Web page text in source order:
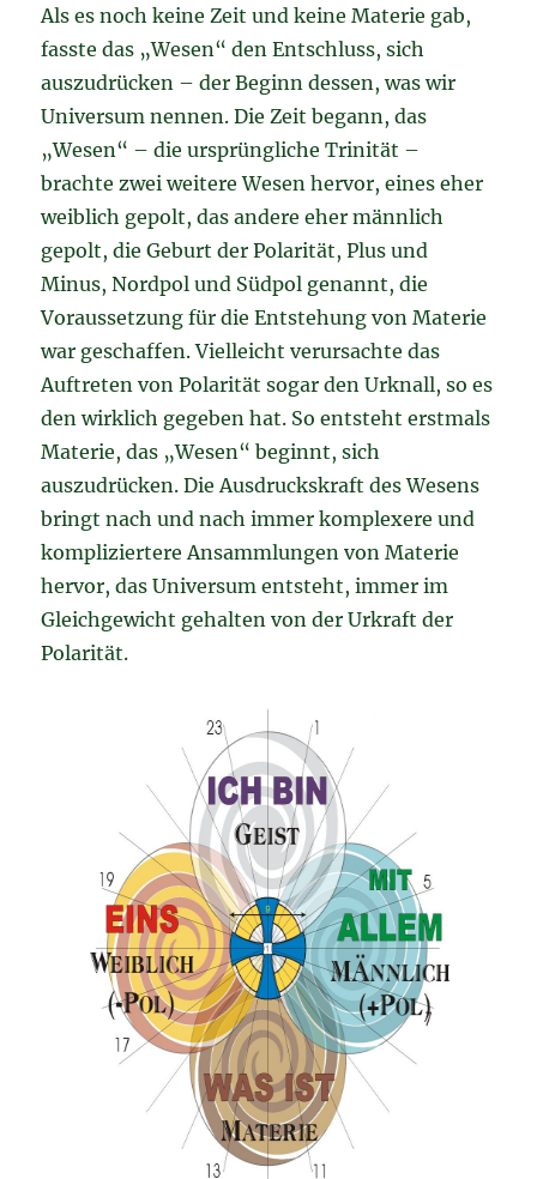
Als es noch keine Zeit und keine Materie gab,
fasste das „Wesen“ den Entschluss, sich
auszudrücken – der Beginn dessen, was wir
Universum nennen. Die Zeit begann, das
„Wesen“ – die ursprüngliche Trinität –
brachte zwei weitere Wesen hervor, eines eher
weiblich gepolt, das andere eher männlich
gepolt, die Geburt der Polarität, Plus und
Minus, Nordpol und Südpol genannt, die
Voraussetzung für die Entstehung von Materie
war geschaffen. Vielleicht verursachte das
Auftreten von Polarität sogar den Urknall, so es
den wirklich gegeben hat. So entsteht erstmals
Materie, das „Wesen“ beginnt, sich
auszudrücken. Die Ausdruckskraft des Wesens
bringt nach und nach immer komplexere und
kompliziertere Ansammlungen von Materie
hervor, das Universum entsteht, immer im
Gleichgewicht gehalten von der Urkraft der
Polarität.